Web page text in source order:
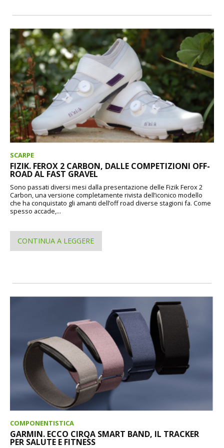
SCARPE
FIZIK. FEROX 2 CARBON, DALLE COMPETIZIONI OFF-
ROAD AL FAST GRAVEL
Sono passati diversi mesi dalla presentazione delle Fizik Ferox 2
Carbon, una versione completamente rivista dell’iconico modello
che ha conquistato gli amanti dell’off road diverse stagioni fa. Come
spesso accade,...
CONTINUA A LEGGERE
COMPONENTISTICA
GARMIN. ECCO CIRQA SMART BAND, IL TRACKER
PER SALUTE E FITNESS